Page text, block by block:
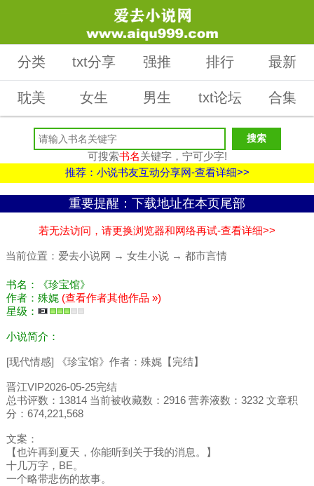
分类 txt分享 强推 排行 最新
耽美 女生 男生 txt论坛 合集
可搜索书名关键字，宁可少字!
推荐：小说书友互动分享网-查看详细>>
重要提醒：下载地址在本页尾部
若无法访问，请更换浏览器和网络再试-查看详细>>
当前位置： 爱去小说网 → 女生小说 → 都市言情
书名：《珍宝馆》
作者：殊娓 (查看作者其他作品 »)
星级：
小说简介：
[现代情感] 《珍宝馆》作者：殊娓【完结】
晋江VIP2026-05-25完结
总书评数：13814 当前被收藏数：2916 营养液数：3232 文章积
分：674,221,568
文案：
【也许再到夏天，你能听到关于我的消息。】
十几万字，BE。
一个略带悲伤的故事。